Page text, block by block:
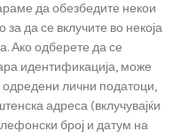
да обезбедите некои
да се вклучите во некоја
Ако одберете да се
идентификација, може
лични податоци,
адреса (вклучувајќи
број и датум на